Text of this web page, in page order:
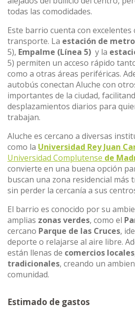
todas las comodidades.
Este barrio cuenta con excelentes
transporte. La estación de
5), Empalme (Línea 5) y la
5) permiten un acceso rápido
como a otras áreas periféricas.
autobús conectan Aluche con
importantes de la ciudad,
desplazamientos diarios para
trabajan.
Aluche es cercano a diversas
como la Universidad Rey Juan
Universidad Complutense de
convierte en una buena opción
buscan una zona residencial más
sin perder la cercanía a sus
El barrio es conocido por su
amplias zonas verdes, como el
cercano Parque de las Cruces,
deporte o relajarse al aire libre.
están llenas de comercios locales
tradicionales, creando un
comunidad.
Estimado de gastos